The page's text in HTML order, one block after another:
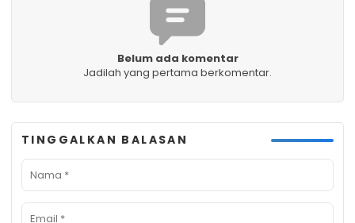
Belum ada komentar
Jadilah yang pertama berkomentar.
TINGGALKAN BALASAN